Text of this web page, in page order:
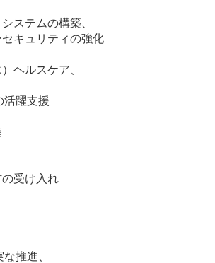
ステムの構築、
キュリティの強化
ヘルスケア、
活躍支援
受け入れ
推進、